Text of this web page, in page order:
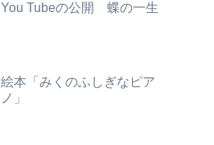
You Tubeの公開 蝶の一生
絵本「みくのふしぎなピア
ノ」